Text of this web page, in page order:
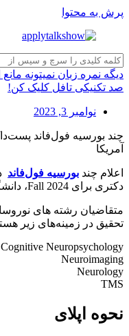
پرش به محتوا
دیگه نمره زبان نمیتونه
صد تکنیکی تافل کلیک کن!
نوامبر 3, 2023
چند بورسیه فول‌فاند
آمریکا
اعلام چند بورسیه فول‌فاند
دکتری برای Fall 2024، دانشگاه اِموری، آتلانتا، جورجیا، آمریکا
متقاضیان رشته های
تحقیق در زمینه‌های زیر
Cognitive Neuropsychology
Neuroimaging
Neurology
TMS
نحوه اپلای